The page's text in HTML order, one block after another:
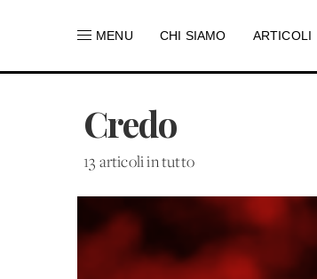
MENU CHI SIAMO ARTICOLI
Credo
13 articoli in tutto